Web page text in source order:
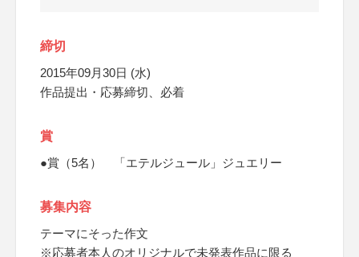
締切
2015年09月30日 (水)
作品提出・応募締切、必着
賞
●賞（5名） 「エテルジュール」ジュエリー
募集内容
テーマにそった作文
※応募者本人のオリジナルで未発表作品に限る